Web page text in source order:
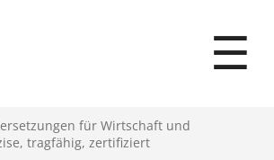
☰
für Wirtschaft und
tragfähig, zertifiziert